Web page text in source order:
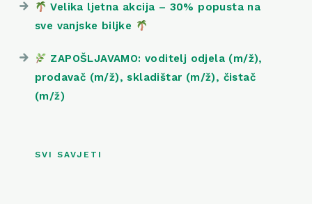
Velika ljetna akcija – 30% popusta na
sve vanjske biljke
ZAPOŠLJAVAMO: voditelj odjela (m/ž),
prodavač (m/ž), skladištar (m/ž), čistač
(m/ž)
SVI SAVJETI